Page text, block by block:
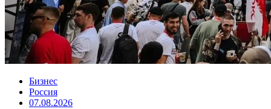
Бизнес
Россия
07.08.2026